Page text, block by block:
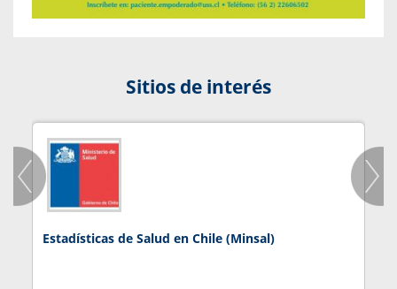
Sitios de interés
Estadísticas de Salud en Chile (Minsal)